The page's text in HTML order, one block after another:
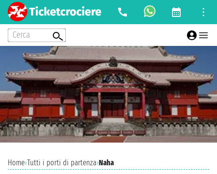
Cerca
Home›Tutti i porti di partenza›Naha